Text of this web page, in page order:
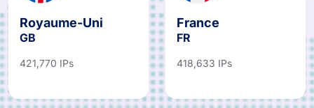
Royaume-Uni
GB FR